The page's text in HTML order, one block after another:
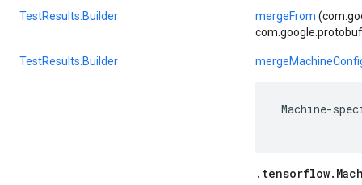
TestResults.Builder mergeFrom
TestResults.Builder
Machine-